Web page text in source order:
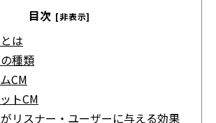
目次 [非表示]
は
種類
CM
トCM
リスナー・ユーザーに与える効果